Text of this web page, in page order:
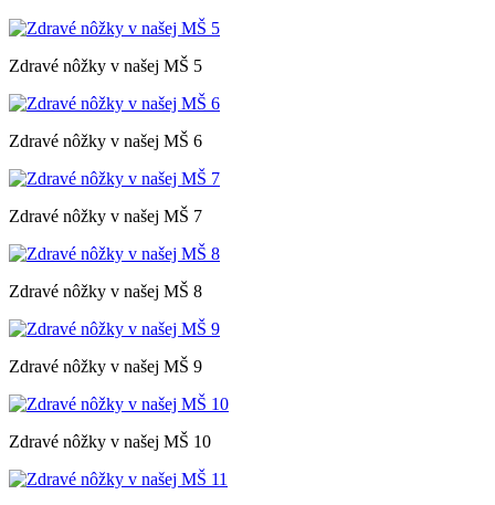
Zdravé nôžky v našej MŠ 5
Zdravé nôžky v našej MŠ 6
Zdravé nôžky v našej MŠ 7
Zdravé nôžky v našej MŠ 8
Zdravé nôžky v našej MŠ 9
Zdravé nôžky v našej MŠ 10